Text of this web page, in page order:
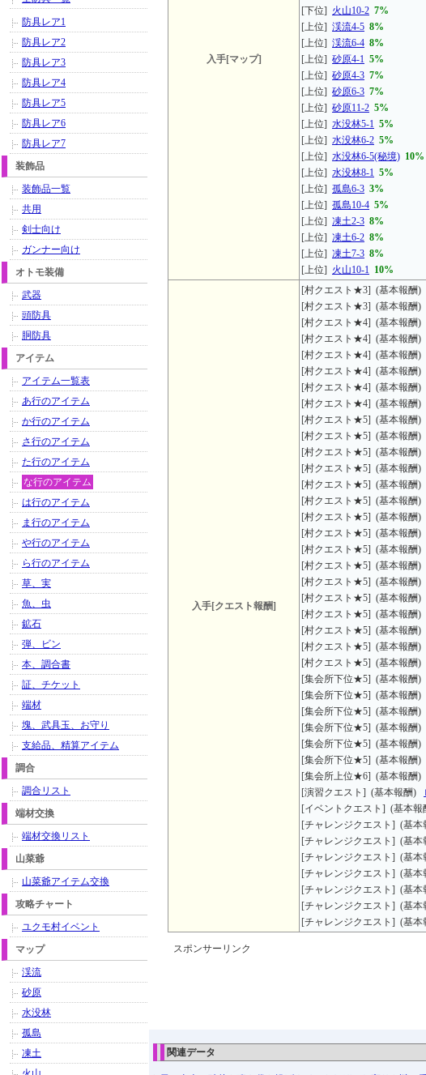
入手[マップ]
[下位] 火山10-2 7%
[上位] 渓流4-5 8%
[上位] 渓流6-4 8%
[上位] 砂原4-1 5%
[上位] 砂原4-3 7%
[上位] 砂原6-3 7%
[上位] 砂原11-2 5%
[上位] 水没林5-1 5%
[上位] 水没林6-2 5%
[上位] 水没林6-5(秘境) 10%
[上位] 水没林8-1 5%
[上位] 孤島6-3 3%
[上位] 孤島10-4 5%
[上位] 凍土2-3 8%
[上位] 凍土6-2 8%
[上位] 凍土7-3 8%
[上位] 火山10-1 10%
入手[クエスト報酬]
[村クエスト★3] (基本報酬)
[村クエスト★3] (基本報酬)
[村クエスト★4] (基本報酬)
[村クエスト★4] (基本報酬)
[村クエスト★4] (基本報酬)
[村クエスト★4] (基本報酬)
[村クエスト★4] (基本報酬)
[村クエスト★4] (基本報酬)
[村クエスト★5] (基本報酬)
[村クエスト★5] (基本報酬)
[村クエスト★5] (基本報酬)
[村クエスト★5] (基本報酬)
[村クエスト★5] (基本報酬)
[村クエスト★5] (基本報酬)
[村クエスト★5] (基本報酬)
[村クエスト★5] (基本報酬)
[村クエスト★5] (基本報酬)
[村クエスト★5] (基本報酬)
[村クエスト★5] (基本報酬)
[村クエスト★5] (基本報酬)
[村クエスト★5] (基本報酬)
[村クエスト★5] (基本報酬)
[村クエスト★5] (基本報酬)
[村クエスト★5] (基本報酬)
[集会所下位★5] (基本報酬)
[集会所下位★5] (基本報酬)
[集会所下位★5] (基本報酬)
[集会所下位★5] (基本報酬)
[集会所下位★5] (基本報酬)
[集会所下位★5] (基本報酬)
[集会所上位★6] (基本報酬)
[演習クエスト] (基本報酬)
[イベントクエスト] (基本報
[チャレンジクエスト] (基本
[チャレンジクエスト] (基本
[チャレンジクエスト] (基本
[チャレンジクエスト] (基本
[チャレンジクエスト] (基本
[チャレンジクエスト] (基本
[チャレンジクエスト] (基本
スポンサーリンク
関連データ
防具レア1
防具レア2
防具レア3
防具レア4
防具レア5
防具レア6
防具レア7
装飾品
装飾品一覧
共用
剣士向け
ガンナー向け
オトモ装備
武器
頭防具
胴防具
アイテム
アイテム一覧表
あ行のアイテム
か行のアイテム
さ行のアイテム
た行のアイテム
な行のアイテム
は行のアイテム
ま行のアイテム
や行のアイテム
ら行のアイテム
草、実
魚、虫
鉱石
弾、ビン
本、調合書
証、チケット
端材
塊、武具玉、お守り
支給品、精算アイテム
調合
調合リスト
端材交換
端材交換リスト
山菜爺
山菜爺アイテム交換
攻略チャート
ユクモ村イベント
マップ
渓流
砂原
水没林
孤島
凍土